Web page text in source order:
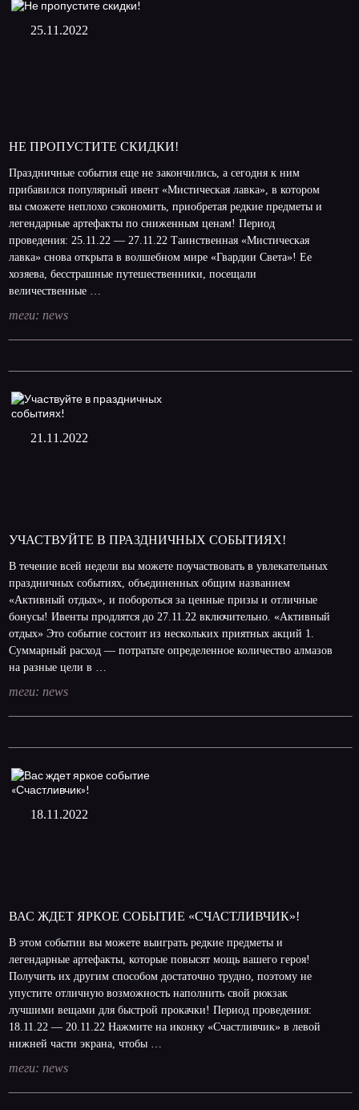
25.11.2022
НЕ ПРОПУСТИТЕ СКИДКИ!
Праздничные события еще не закончились, а сегодня к ним
прибавился популярный ивент «Мистическая лавка», в котором
вы сможете неплохо сэкономить, приобретая редкие предметы и
легендарные артефакты по сниженным ценам! Период
проведения: 25.11.22 — 27.11.22 Таинственная «Мистическая
лавка» снова открыта в волшебном мире «Гвардии Света»! Ее
хозяева, бесстрашные путешественники, посещали
величественные …
теги: news
21.11.2022
УЧАСТВУЙТЕ В ПРАЗДНИЧНЫХ СОБЫТИЯХ!
В течение всей недели вы можете поучаствовать в увлекательных
праздничных событиях, объединенных общим названием
«Активный отдых», и побороться за ценные призы и отличные
бонусы! Ивенты продлятся до 27.11.22 включительно. «Активный
отдых» Это событие состоит из нескольких приятных акций 1.
Суммарный расход — потратьте определенное количество алмазов
на разные цели в …
теги: news
18.11.2022
ВАС ЖДЕТ ЯРКОЕ СОБЫТИЕ «СЧАСТЛИВЧИК»!
В этом событии вы можете выиграть редкие предметы и
легендарные артефакты, которые повысят мощь вашего героя!
Получить их другим способом достаточно трудно, поэтому не
упустите отличную возможность наполнить свой рюкзак
лучшими вещами для быстрой прокачки! Период проведения:
18.11.22 — 20.11.22 Нажмите на иконку «Счастливчик» в левой
нижней части экрана, чтобы …
теги: news